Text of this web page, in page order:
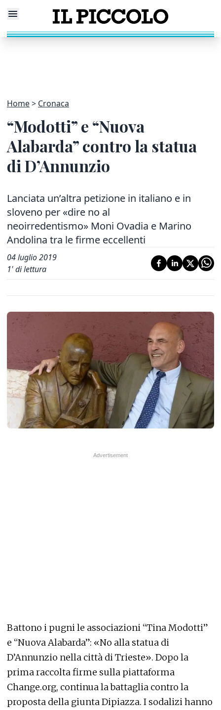
Home Cronaca
“Modotti” e “Nuova
Alabarda” contro la statua
di D’Annunzio
Lanciata un’altra petizione in italiano e in
sloveno per «dire no al
neoirredentismo» Moni Ovadia e Marino
Andolina tra le firme eccellenti
04 luglio 2019
1' di lettura
Battono i pugni le associazioni “Tina Modotti”
e “Nuova Alabarda”: «No alla statua di
D’Annunzio nella città di Trieste». Dopo la
prima raccolta firme sulla piattaforma
Change.org, continua la battaglia contro la
proposta della giunta Dipiazza. I sodalizi hanno